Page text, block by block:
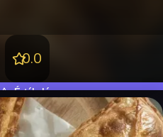
0.0
Értékelés